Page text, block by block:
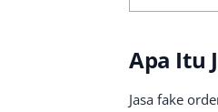
Apa Itu
Jasa fake